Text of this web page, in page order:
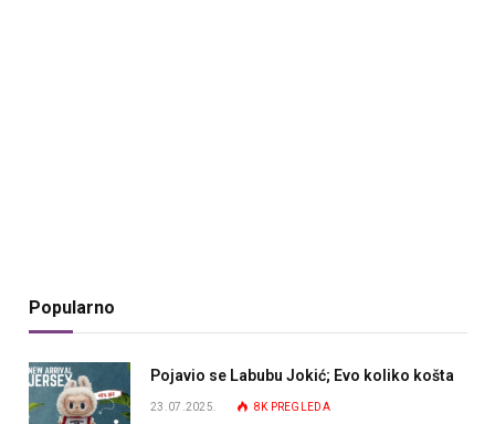
Popularno
Pojavio se Labubu Jokić; Evo koliko košta
23.07.2025. 8K PREGLEDA